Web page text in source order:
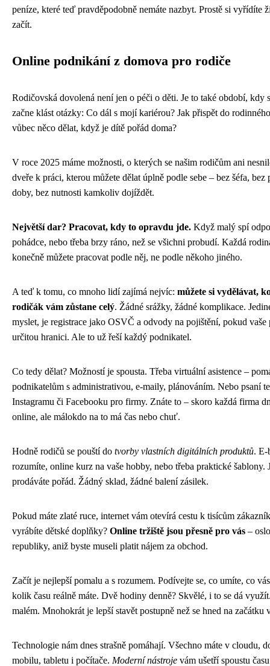
peníze, které teď pravděpodobně nemáte nazbyt. Prostě si vyřídíte
začít.
Online podnikání z domova pro rodiče
Rodičovská dovolená není jen o péči o děti. Je to také období, kdy
začne klást otázky: Co dál s mojí kariérou? Jak přispět do
vůbec něco dělat, když je dítě pořád doma?
V roce 2025 máme možnosti, o kterých se našim rodičům ani
dveře k práci, kterou můžete dělat úplně podle sebe – bez šéfa, bez
doby, bez nutnosti kamkoliv dojíždět.
Největší dar? Pracovat, kdy to opravdu jde. Když malý spí
pohádce, nebo třeba brzy ráno, než se všichni probudí. Každá
konečně můžete pracovat podle něj, ne podle někoho jiného.
A teď k tomu, co mnoho lidí zajímá nejvíc: můžete si vydělávat,
rodičák vám zůstane celý. Žádné srážky, žádné komplikace.
myslet, je registrace jako OSVČ a odvody na pojištění, pokud vaše
určitou hranici. Ale to už řeší každý podnikatel.
Co tedy dělat? Možností je spousta. Třeba virtuální asistence –
podnikatelům s administrativou, e-maily, plánováním. Nebo psaní
Instagramu či Facebooku pro firmy. Znáte to – skoro každá firma
online, ale málokdo na to má čas nebo chuť.
Hodně rodičů se pouští do tvorby vlastních digitálních produktů. E-
rozumíte, online kurz na vaše hobby, nebo třeba praktické šablony.
prodáváte pořád. Žádný sklad, žádné balení zásilek.
Pokud máte zlaté ruce, internet vám otevírá cestu k tisícům
vyrábíte dětské doplňky? Online tržiště jsou přesně pro vás –
republiky, aniž byste museli platit nájem za obchod.
Začít je nejlepší pomalu a s rozumem. Podívejte se, co umíte, co
kolik času reálně máte. Dvě hodiny denně? Skvělé, i to se dá
malém. Mnohokrát je lepší stavět postupně než se hned na začátku
Technologie nám dnes strašně pomáhají. Všechno máte v cloudu,
mobilu, tabletu i počítače. Moderní nástroje vám ušetří spoustu